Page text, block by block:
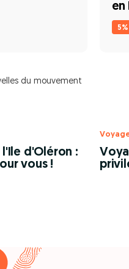
en
5%
du mouvement
l'Ile d'Oléron :
vous !